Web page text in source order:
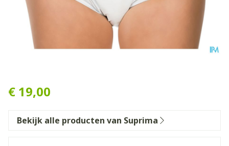
€ 19,00
Bekijk alle producten van Suprima